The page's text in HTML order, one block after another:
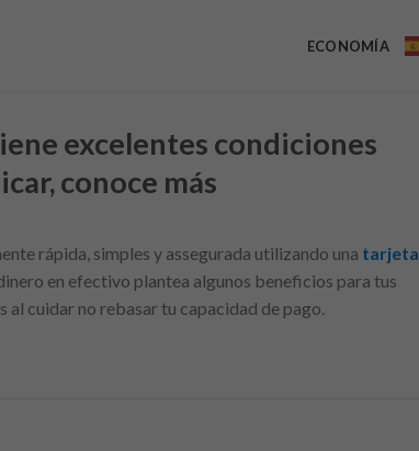
ECONOMÍA
excelentes condiciones
conoce más
rápida, simples y assegurada utilizando una tarjeta
en efectivo plantea algunos beneficios para tus
al cuidar no rebasar tu capacidad de pago.